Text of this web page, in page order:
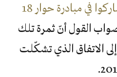
الذين شاركوا في مبادرة حوار 18
القول أنّ ثمرة تلك
الاتفاق الذي تشكّلت